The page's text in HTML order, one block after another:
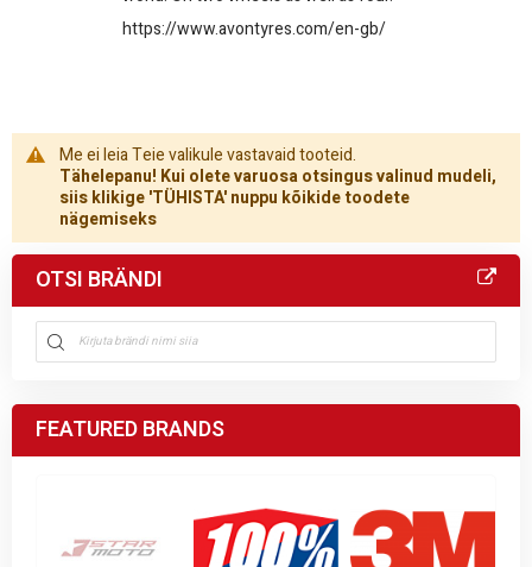
https://www.avontyres.com/en-gb/
Me ei leia Teie valikule vastavaid tooteid.
Tähelepanu! Kui olete varuosa otsingus valinud mudeli,
siis klikige 'TÜHISTA' nuppu kõikide toodete
nägemiseks
OTSI BRÄNDI
FEATURED BRANDS